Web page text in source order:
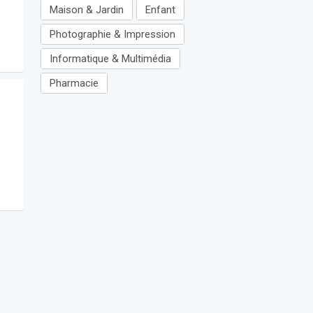
Maison & Jardin
Enfant
Photographie & Impression
Informatique & Multimédia
Pharmacie